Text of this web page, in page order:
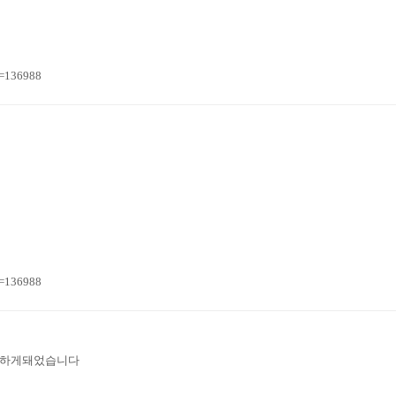
게돼었습니다